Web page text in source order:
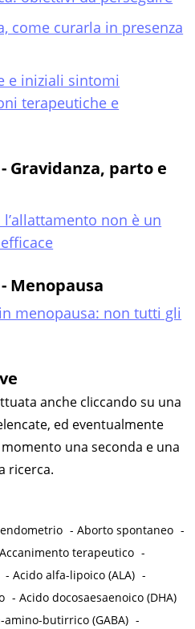
come curarla in presenza
e iniziali sintomi
terapeutiche e
Gravidanza, parto e
non è un
Menopausa
menopausa: non tutti gli
anche cliccando su una
ed eventualmente
una seconda e una
ricerca.
-Aborto spontaneo -
Accanimento terapeutico -
-Acido alfa-lipoico (ALA) -
-Acido docosaesaenoico (DHA)
amino-butirrico (GABA) -